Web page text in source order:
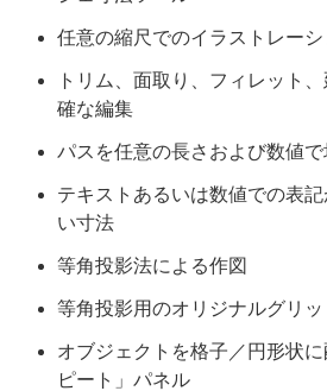
任意の縮尺でのイラストレー
トリム、面取り、フィレット
確な編集
パスを任意の長さおよび数値で
テキストあるいは数値での表
い寸法
等角投影法による作図
等角投影用のオリジナルグリ
オブジェクトを格子／円形状
ピート」パネル